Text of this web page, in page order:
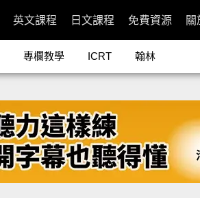
英文課程 日文課程 免費資源 關
專欄教學 ICRT 翰林